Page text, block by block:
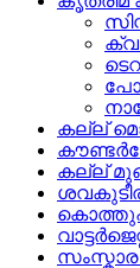
കല്ല്
കല്ല്